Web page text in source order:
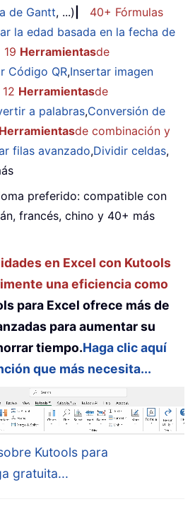
de Gantt, ...)
40+ Fórmulas
la edad basada en la fecha de
19 Herramientasde
Código QR,Insertar imagen
12 Herramientasde
a palabras,Conversión de
Herramientasde combinación y
filas avanzado,Dividir celdas,
preferido: compatible con
francés, chino y 40+ más
en Excel con Kutools
una eficiencia como
para Excel ofrece más de
para aumentar su
tiempo.Haga clic aquí
que más necesita...
Kutools para
gratuita...